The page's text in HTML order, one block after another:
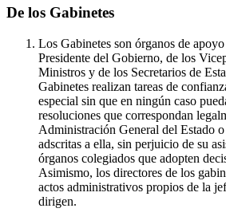
De los Gabinetes
Los Gabinetes son órganos de
Presidente del Gobierno, de los
Ministros y de los Secretarios de
Gabinetes realizan tareas de
especial sin que en ningún caso
resoluciones que correspondan
Administración General del Estado
adscritas a ella, sin perjuicio de su
órganos colegiados que adopten
Asimismo, los directores de los
actos administrativos propios de la
dirigen.